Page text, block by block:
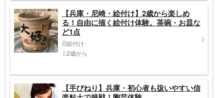
【兵庫・尼崎・絵付け】2歳から楽しめ
る！自由に描く絵付け体験。茶碗・お皿な
ど1点
絵付け
2歳から
【手びねり】兵庫・初心者も扱いやすい信